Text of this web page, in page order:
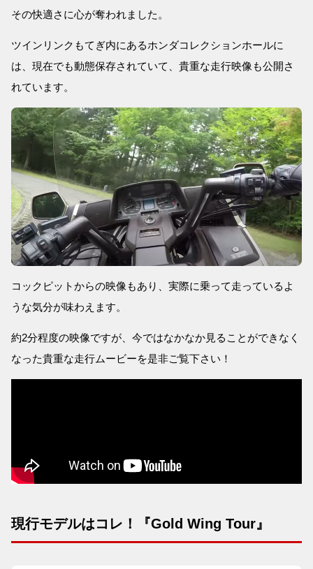
その快適さに心が奪われました。
ツインリンクもてぎ内にあるホンダコレクションホールに
は、現在でも動態保存されていて、貴重な走行映像も公開さ
れています。
コックピットからの映像もあり、実際に乗って走っているよ
うな気分が味わえます。
約2分程度の映像ですが、今ではなかなか見ることができなく
なった貴重な走行ムービーを是非ご覧下さい！
現行モデルはコレ！『Gold Wing Tour』